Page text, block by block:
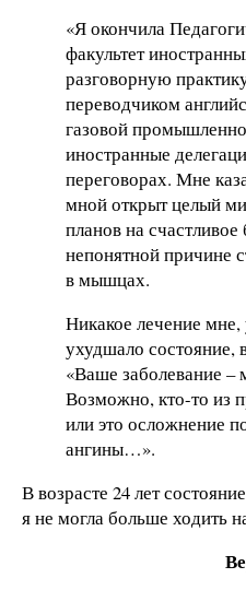
«Я окончила
факультет
разговорную
переводчиком
газовой
иностранные
переговорах. Мне
мной открыт целый
планов на
непонятной причине
в мышцах.
Никакое лечение
ухудшало состояние,
«Ваше заболевание –
Возможно, кто-то из
или это осложнение
ангины…».
В возрасте 24 лет
я не могла больше ходить